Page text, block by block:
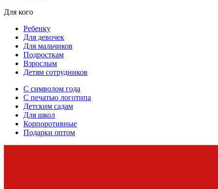
Для кого
Ребенку
Для девочек
Для мальчиков
Подросткам
Взрослым
Детям сотрудников
С символом года
С печатью логотипа
Детским садам
Для школ
Корпоротивные
Подарки оптом